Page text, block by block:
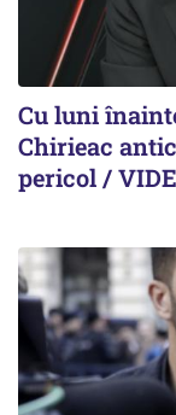
Cu luni
Chirieac
pericol /